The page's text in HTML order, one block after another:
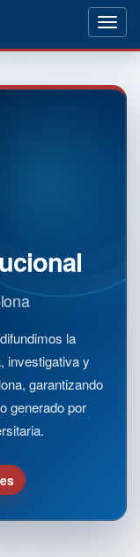
la
investigativa y
garantizando
generado por